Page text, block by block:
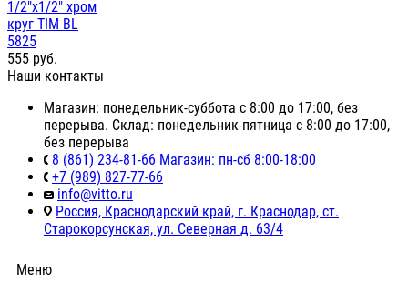
1/2"х1/2" хром
круг TIM BL
5825
555 руб.
Наши контакты
Магазин: понедельник-суббота с 8:00 до 17:00, без
перерыва. Склад: понедельник-пятница с 8:00 до 17:00,
без перерыва
8 (861) 234-81-66 Магазин: пн-сб 8:00-18:00
+7 (989) 827-77-66
info@vitto.ru
Россия, Краснодарский край, г. Краснодар, ст.
Старокорсунская, ул. Северная д. 63/4
Меню